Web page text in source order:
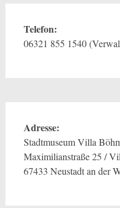
Telefon:
06321 855 1540
Adresse:
Stadtmuseum Villa
Maximilianstraße 25 /
67433 Neustadt an der